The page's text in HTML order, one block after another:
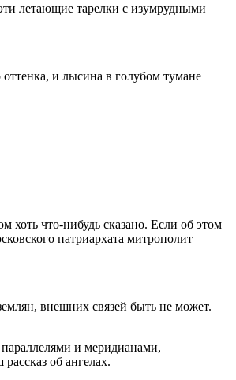
летающие тарелки с изумрудными
и лысина в голубом тумане
что-нибудь сказано. Если об этом
патриархата митрополит
внешних связей быть не может.
и меридианами,
об ангелах.